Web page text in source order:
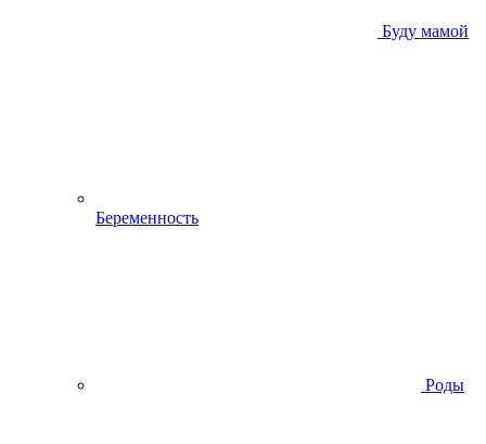
Буду мамой
Беременность
Роды